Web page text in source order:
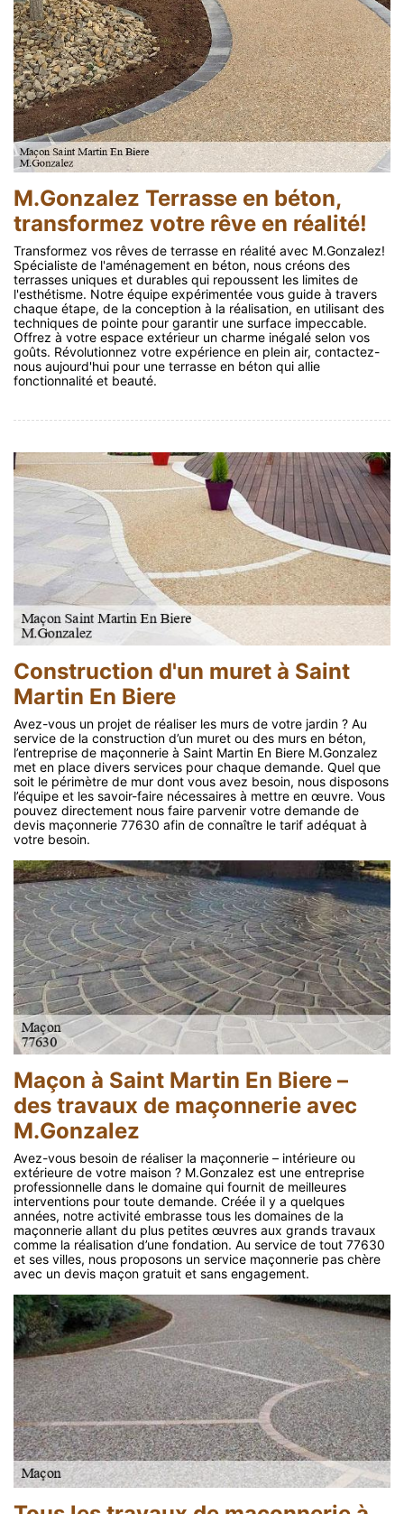
M.Gonzalez Terrasse en béton,
transformez votre rêve en réalité!
Transformez vos rêves de terrasse en réalité avec M.Gonzalez!
Spécialiste de l'aménagement en béton, nous créons des
terrasses uniques et durables qui repoussent les limites de
l'esthétisme. Notre équipe expérimentée vous guide à travers
chaque étape, de la conception à la réalisation, en utilisant des
techniques de pointe pour garantir une surface impeccable.
Offrez à votre espace extérieur un charme inégalé selon vos
goûts. Révolutionnez votre expérience en plein air, contactez-
nous aujourd'hui pour une terrasse en béton qui allie
fonctionnalité et beauté.
Construction d'un muret à Saint
Martin En Biere
Avez-vous un projet de réaliser les murs de votre jardin ? Au
service de la construction d’un muret ou des murs en béton,
l’entreprise de maçonnerie à Saint Martin En Biere M.Gonzalez
met en place divers services pour chaque demande. Quel que
soit le périmètre de mur dont vous avez besoin, nous disposons
l’équipe et les savoir-faire nécessaires à mettre en œuvre. Vous
pouvez directement nous faire parvenir votre demande de
devis maçonnerie 77630 afin de connaître le tarif adéquat à
votre besoin.
Maçon à Saint Martin En Biere –
des travaux de maçonnerie avec
M.Gonzalez
Avez-vous besoin de réaliser la maçonnerie – intérieure ou
extérieure de votre maison ? M.Gonzalez est une entreprise
professionnelle dans le domaine qui fournit de meilleures
interventions pour toute demande. Créée il y a quelques
années, notre activité embrasse tous les domaines de la
maçonnerie allant du plus petites œuvres aux grands travaux
comme la réalisation d’une fondation. Au service de tout 77630
et ses villes, nous proposons un service maçonnerie pas chère
avec un devis maçon gratuit et sans engagement.